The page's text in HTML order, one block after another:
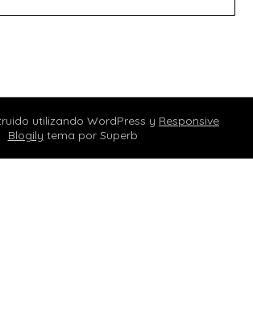
utilizando WordPress y Responsive
Blogily tema por Superb